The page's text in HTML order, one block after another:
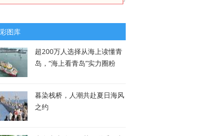
图库
超200万人选择从海上读懂青
岛，“海上看青岛”实力圈粉
暮染栈桥，人潮共赴夏日海风
之约